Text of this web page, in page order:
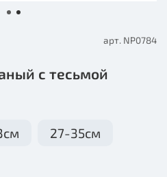
арт. NP0784
с тесьмой
27-35см